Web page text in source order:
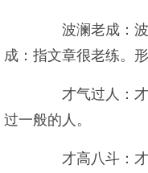
波澜老成：波
成：指文章很老练。
才气过人：才
过一般的人。
才高八斗：才